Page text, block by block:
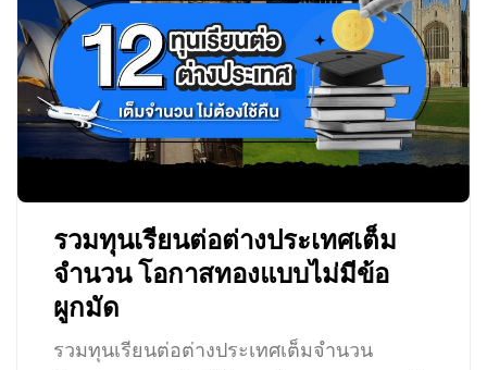
รวมทุนเรียนต่อต่างประเทศเต็ม
จำนวน โอกาสทองแบบไม่มีข้อ
ผูกมัด
รวมทุนเรียนต่อต่างประเทศเต็มจำนวน